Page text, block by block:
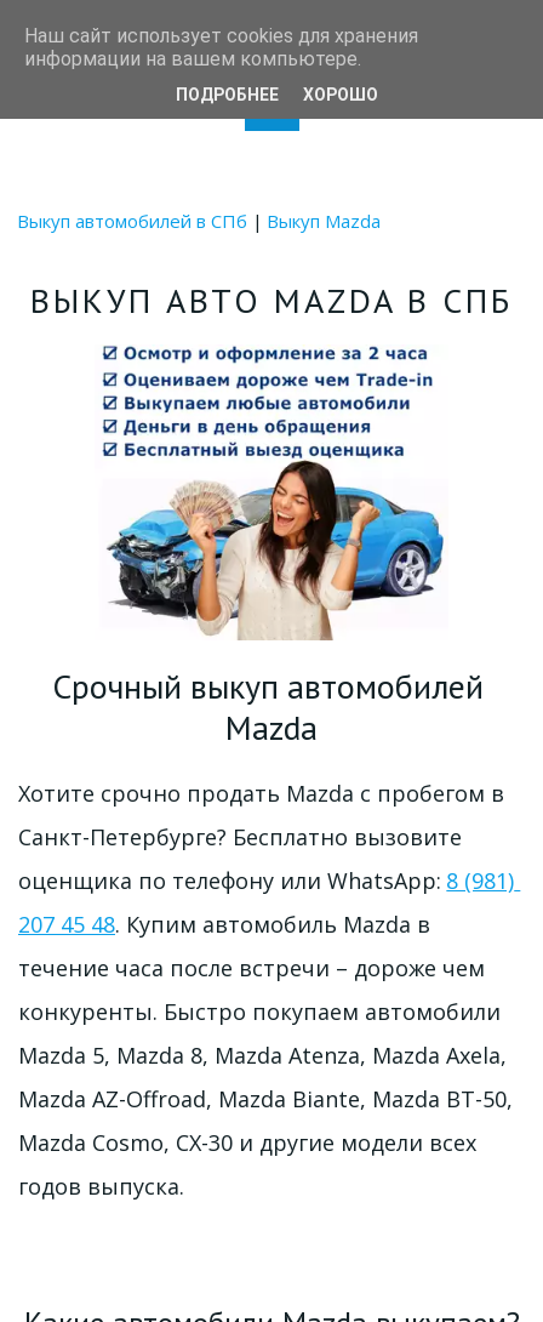
Autotrade78
Выкуп автомобилей в СПб | Выкуп Mazda
ВЫКУП АВТО MAZDA В СПБ
Срочный выкуп автомобилей
Mazda
Хотите срочно продать Mazda с пробегом в
Санкт-Петербурге? Бесплатно вызовите
оценщика по телефону или WhatsApp: 8 (981)
207 45 48. Купим автомобиль Mazda в
течение часа после встречи – дороже чем
конкуренты. Быстро покупаем автомобили
Mazda 5, Mazda 8, Mazda Atenza, Mazda Axela,
Mazda AZ-Offroad, Mazda Biante, Mazda BT-50,
Mazda Cosmo, CX-30 и другие модели всех
годов выпуска.
Наш сайт использует cookies для хранения
информации на вашем компьютере.
ПОДРОБНЕЕ ХОРОШО